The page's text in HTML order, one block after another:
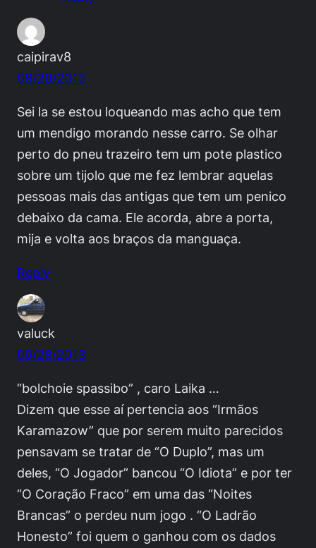
caipirav8
09/28/2013
Sei la se estou loqueando mas acho que tem
um mendigo morando nesse carro. Se olhar
perto do pneu trazeiro tem um pote plastico
sobre um tijolo que me fez lembrar aquelas
pessoas mais das antigas que tem um penico
debaixo da cama. Ele acorda, abre a porta,
mija e volta aos braços da manguaça.
Reply
valuck
09/28/2013
“bolchoie spassibo” , caro Laika …
Dizem que esse aí pertencia aos “Irmãos
Karamazow” que por serem muito parecidos
pensavam se tratar de “O Duplo”, mas um
deles, “O Jogador” bancou “O Idiota” e por ter
“O Coração Fraco” em uma das “Noites
Brancas” o perdeu num jogo . “O Ladrão
Honesto” foi quem o ganhou com os dados